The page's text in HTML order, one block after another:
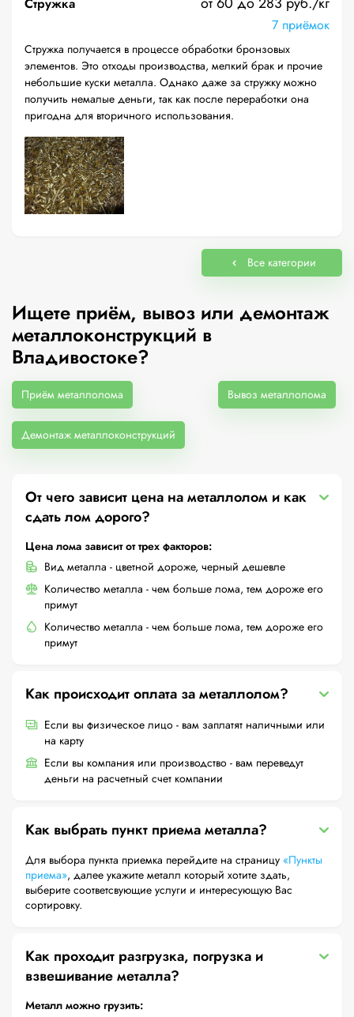
7 приёмок
Стружка получается в процессе обработки бронзовых
элементов. Это отходы производства, мелкий брак и прочие
небольшие куски металла. Однако даже за стружку можно
получить немалые деньги, так как после переработки она
пригодна для вторичного использования.
Все категории
Ищете приём, вывоз или демонтаж
металлоконструкций в
Владивостоке?
Приём металлолома Вывоз металлолома
Демонтаж металлоконструкций
От чего зависит цена на металлолом и как
сдать лом дорого?
Цена лома зависит от трех факторов:
Вид металла - цветной дороже, черный дешевле
Количество металла - чем больше лома, тем дороже его
примут
Количество металла - чем больше лома, тем дороже его
примут
Как происходит оплата за металлолом?
Если вы физическое лицо - вам заплатят наличными или
на карту
Если вы компания или производство - вам переведут
деньги на расчетный счет компании
Как выбрать пункт приема металла?
Для выбора пункта приемка перейдите на страницу «Пункты
приема», далее укажите металл который хотите здать,
выберите соответсвующие услуги и интересующую Вас
сортировку.
Как проходит разгрузка, погрузка и
взвешивание металла?
Металл можно грузить: